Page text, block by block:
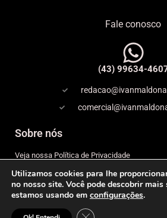
Fale conosco
(43) 99634-
Sobre nós
Veja nossa Política de Privacidade
Copyright
Expediente
Utilizamos cookies para lhe
no nosso site. Você pode descobrir
estamos usando em configurações.
Close GDPR Cookie